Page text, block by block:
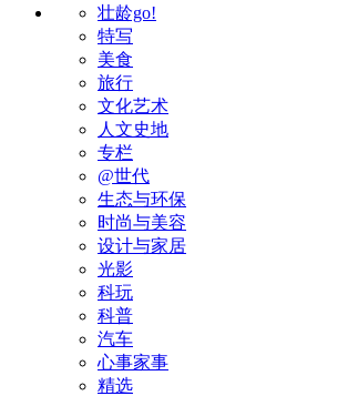
壮龄go!
特写
美食
旅行
文化艺术
人文史地
专栏
@世代
生态与环保
时尚与美容
设计与家居
光影
科玩
科普
汽车
心事家事
精选